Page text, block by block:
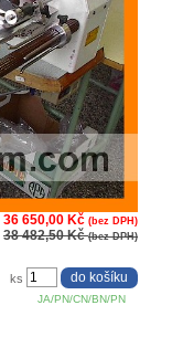
36 650,00 Kč (bez DPH)
38 482,50 Kč(bez DPH)
JA/PN/CN/BN/PN
ks